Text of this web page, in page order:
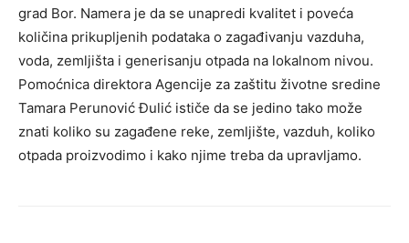
grad Bor. Namera je da se unapredi kvalitet i poveća
količina prikupljenih podataka o zagađivanju vazduha,
voda, zemljišta i generisanju otpada na lokalnom nivou.
Pomoćnica direktora Agencije za zaštitu životne sredine
Tamara Perunović Đulić ističe da se jedino tako može
znati koliko su zagađene reke, zemljište, vazduh, koliko
otpada proizvodimo i kako njime treba da upravljamo.